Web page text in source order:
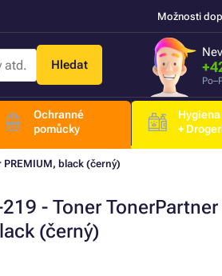
Možnosti
Hledat
Ochranné
pomůcky
Hygiena
+
PREMIUM, black (černý)
219 - Toner TonerPartner
(černý)